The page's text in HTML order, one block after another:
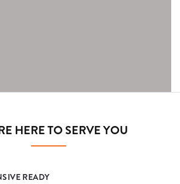
HERE TO SERVE YOU
READY